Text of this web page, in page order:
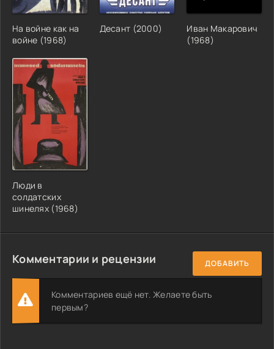
На войне как на
войне (1968)
Десант (2000)
Иван Макарович
(1968)
Люди в
солдатских
шинелях (1968)
Комментарии и рецензии ДОБАВИТЬ
Комментариев ещё нет. Желаете быть
первым?